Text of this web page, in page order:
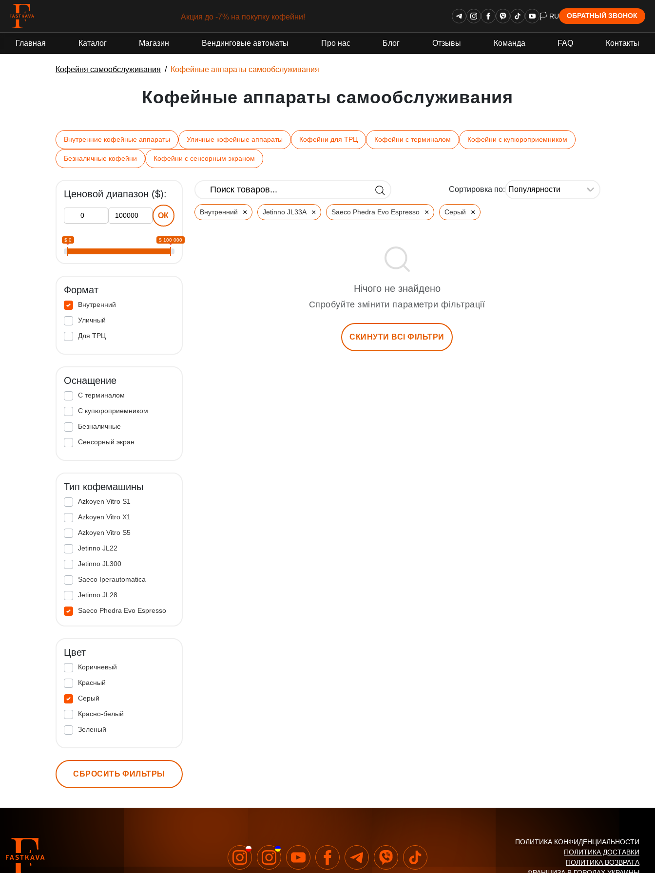
Акция до -7% на покупку кофейни! 🏳 RU ОБРАТНЫЙ ЗВОНОК
Главная Каталог Магазин Вендинговые автоматы Про нас Блог Отзывы Команда FAQ Контакты
Кофейня самообслуживания Кофейные аппараты самообслуживания
Кофейные аппараты самообслуживания
Внутренние кофейные аппараты Уличные кофейные аппараты Кофейни для ТРЦ Кофейни с терминалом Кофейни с купюроприемником
Безналичные кофейни Кофейни с сенсорным экраном
Ценовой диапазон ($):
ОК
$ 0 $ 100 000
Формат
Внутренний
Уличный
Для ТРЦ
Оснащение
С терминалом
С купюроприемником
Безналичные
Сенсорный экран
Тип кофемашины
Azkoyen Vitro S1
Azkoyen Vitro X1
Azkoyen Vitro S5
Jetinno JL22
Jetinno JL300
Saeco Iperautomatica
Jetinno JL28
Saeco Phedra Evo Espresso
Цвет
Коричневый
Красный
Серый
Красно-белый
Зеленый
СБРОСИТЬ ФИЛЬТРЫ
Сортировка по:
Внутренний × Jetinno JL33A × Saeco Phedra Evo Espresso × Серый ×
Нічого не знайдено
Спробуйте змінити параметри фільтрації
СКИНУТИ ВСІ ФІЛЬТРИ
ПОЛИТИКА КОНФИДЕНЦИАЛЬНОСТИ
ПОЛИТИКА ДОСТАВКИ
ПОЛИТИКА ВОЗВРАТА